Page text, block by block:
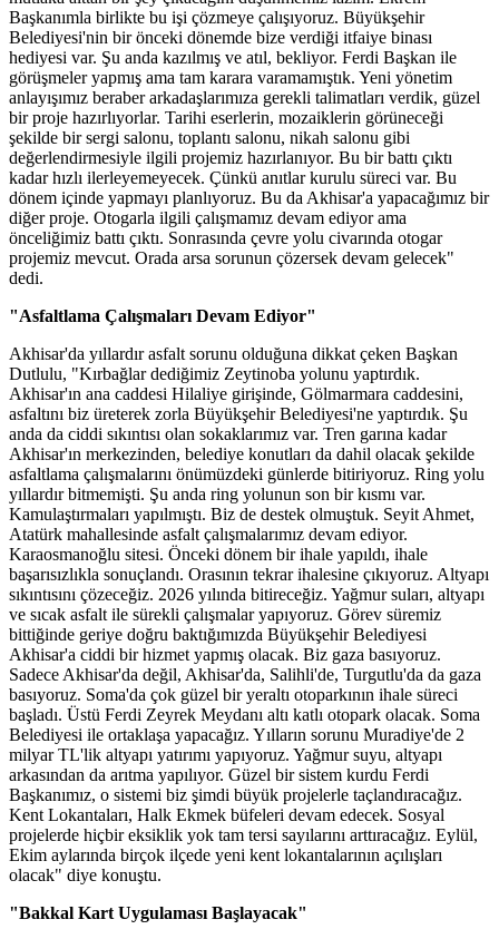
Başkanımla birlikte bu işi çözmeye çalışıyoruz. Büyükşehir
Belediyesi'nin bir önceki dönemde bize verdiği itfaiye binası
hediyesi var. Şu anda kazılmış ve atıl, bekliyor. Ferdi Başkan ile
görüşmeler yapmış ama tam karara varamamıştık. Yeni yönetim
anlayışımız beraber arkadaşlarımıza gerekli talimatları verdik, güzel
bir proje hazırlıyorlar. Tarihi eserlerin, mozaiklerin görüneceği
şekilde bir sergi salonu, toplantı salonu, nikah salonu gibi
değerlendirmesiyle ilgili projemiz hazırlanıyor. Bu bir battı çıktı
kadar hızlı ilerleyemeyecek. Çünkü anıtlar kurulu süreci var. Bu
dönem içinde yapmayı planlıyoruz. Bu da Akhisar'a yapacağımız bir
diğer proje. Otogarla ilgili çalışmamız devam ediyor ama
önceliğimiz battı çıktı. Sonrasında çevre yolu civarında otogar
projemiz mevcut. Orada arsa sorunun çözersek devam gelecek"
dedi.
"Asfaltlama Çalışmaları Devam Ediyor"
Akhisar'da yıllardır asfalt sorunu olduğuna dikkat çeken Başkan
Dutlulu, "Kırbağlar dediğimiz Zeytinoba yolunu yaptırdık.
Akhisar'ın ana caddesi Hilaliye girişinde, Gölmarmara caddesini,
asfaltını biz üreterek zorla Büyükşehir Belediyesi'ne yaptırdık. Şu
anda da ciddi sıkıntısı olan sokaklarımız var. Tren garına kadar
Akhisar'ın merkezinden, belediye konutları da dahil olacak şekilde
asfaltlama çalışmalarını önümüzdeki günlerde bitiriyoruz. Ring yolu
yıllardır bitmemişti. Şu anda ring yolunun son bir kısmı var.
Kamulaştırmaları yapılmıştı. Biz de destek olmuştuk. Seyit Ahmet,
Atatürk mahallesinde asfalt çalışmalarımız devam ediyor.
Karaosmanoğlu sitesi. Önceki dönem bir ihale yapıldı, ihale
başarısızlıkla sonuçlandı. Orasının tekrar ihalesine çıkıyoruz. Altyapı
sıkıntısını çözeceğiz. 2026 yılında bitireceğiz. Yağmur suları, altyapı
ve sıcak asfalt ile sürekli çalışmalar yapıyoruz. Görev süremiz
bittiğinde geriye doğru baktığımızda Büyükşehir Belediyesi
Akhisar'a ciddi bir hizmet yapmış olacak. Biz gaza basıyoruz.
Sadece Akhisar'da değil, Akhisar'da, Salihli'de, Turgutlu'da da gaza
basıyoruz. Soma'da çok güzel bir yeraltı otoparkının ihale süreci
başladı. Üstü Ferdi Zeyrek Meydanı altı katlı otopark olacak. Soma
Belediyesi ile ortaklaşa yapacağız. Yılların sorunu Muradiye'de 2
milyar TL'lik altyapı yatırımı yapıyoruz. Yağmur suyu, altyapı
arkasından da arıtma yapılıyor. Güzel bir sistem kurdu Ferdi
Başkanımız, o sistemi biz şimdi büyük projelerle taçlandıracağız.
Kent Lokantaları, Halk Ekmek büfeleri devam edecek. Sosyal
projelerde hiçbir eksiklik yok tam tersi sayılarını arttıracağız. Eylül,
Ekim aylarında birçok ilçede yeni kent lokantalarının açılışları
olacak" diye konuştu.
"Bakkal Kart Uygulaması Başlayacak"